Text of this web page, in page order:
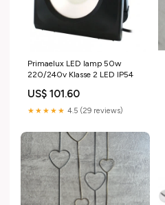
Primaelux LED lamp 50w
220/240v Klasse 2 LED IP54
US$ 101.60
★★★★★ 4.5 (29 reviews)